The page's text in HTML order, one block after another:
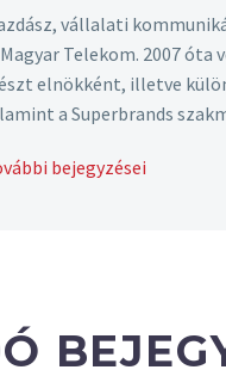
vállalati
Telekom. 2007
elnökként, illetve
a Superbrands
bejegyzései